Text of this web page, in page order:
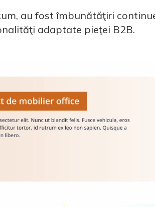
au fost îmbunătăţiri
adaptate pieţei B2B.